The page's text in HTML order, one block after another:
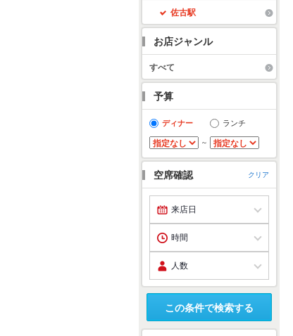
佐古駅
お店ジャンル
すべて
予算
ディナー ランチ
～
空席確認 クリア
この条件で検索する